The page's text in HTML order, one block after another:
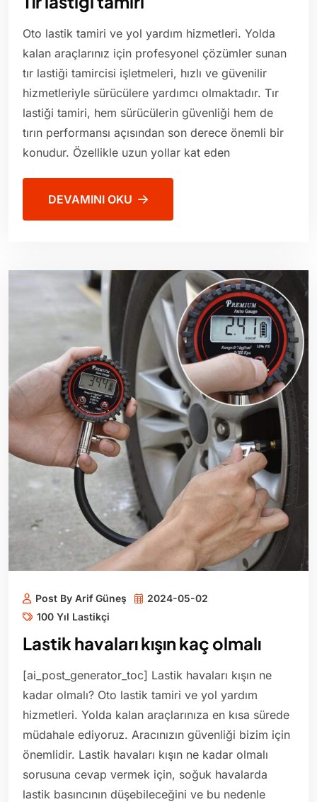
Oto lastik tamiri ve yol yardım hizmetleri. Yolda
kalan araçlarınız için profesyonel çözümler sunan
tır lastiği tamircisi işletmeleri, hızlı ve güvenilir
hizmetleriyle sürücülere yardımcı olmaktadır. Tır
lastiği tamiri, hem sürücülerin güvenliği hem de
tırın performansı açısından son derece önemli bir
konudur. Özellikle uzun yollar kat eden
DEVAMINI OKU
Post By Arif Güneş
2024-05-02
100 Yıl Lastikçi
Lastik havaları kışın kaç olmalı
[ai_post_generator_toc] Lastik havaları kışın ne
kadar olmalı? Oto lastik tamiri ve yol yardım
hizmetleri. Yolda kalan araçlarınıza en kısa sürede
müdahale ediyoruz. Aracınızın güvenliği bizim için
önemlidir. Lastik havaları kışın ne kadar olmalı
sorusuna cevap vermek için, soğuk havalarda
lastik basıncının düşebileceğini ve bu nedenle